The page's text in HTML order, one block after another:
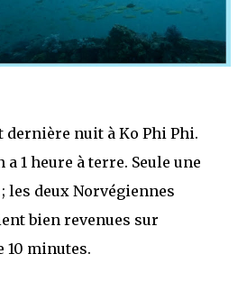
dernière nuit à Ko Phi Phi.
1 heure à terre. Seule une
les deux Norvégiennes
bien revenues sur
10 minutes.